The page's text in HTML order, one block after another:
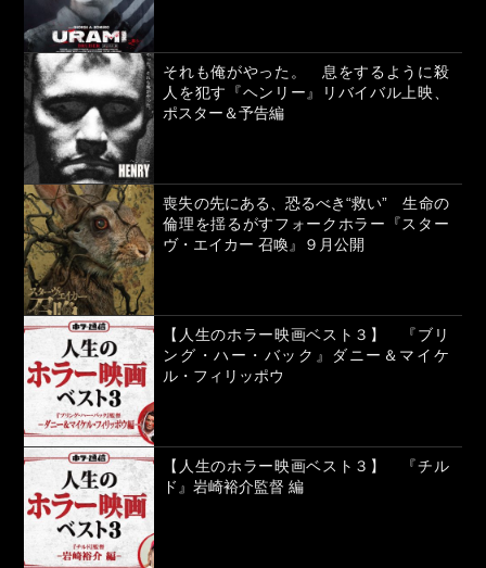
それも俺がやった。 息をするように殺
人を犯す『ヘンリー』リバイバル上映、
ポスター＆予告編
喪失の先にある、恐るべき“救い” 生命の
倫理を揺るがすフォークホラー『スター
ヴ・エイカー 召喚』９月公開
【人生のホラー映画ベスト３】 『ブリ
ング・ハー・バック』ダニー＆マイケ
ル・フィリッポウ
【人生のホラー映画ベスト３】 『チル
ド』岩崎裕介監督 編